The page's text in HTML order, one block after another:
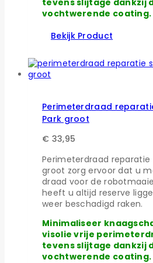
vochtwerende coating.
Bekijk Product
Perimeterdraad
Park groot
€ 33,95
Perimeterdraad reparatie
groot zorg ervoor dat u
draad voor de
heeft u altijd reserve
weer beschadigd raken.
Minimaliseer
visolie vrije
tevens slijtage dankzij
vochtwerende coating.